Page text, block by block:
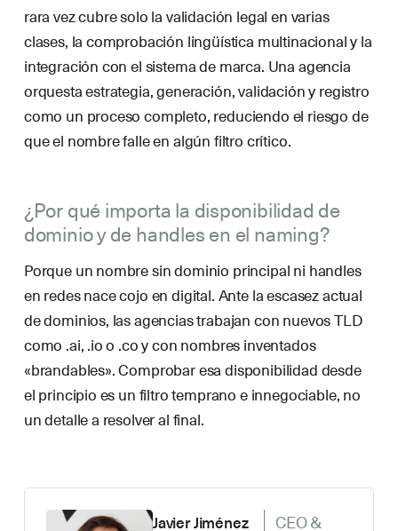
rara vez cubre solo la validación legal en varias
clases, la comprobación lingüística multinacional y la
integración con el sistema de marca. Una agencia
orquesta estrategia, generación, validación y registro
como un proceso completo, reduciendo el riesgo de
que el nombre falle en algún filtro crítico.
¿Por qué importa la disponibilidad de
dominio y de handles en el naming?
Porque un nombre sin dominio principal ni handles
en redes nace cojo en digital. Ante la escasez actual
de dominios, las agencias trabajan con nuevos TLD
como .ai, .io o .co y con nombres inventados
«brandables». Comprobar esa disponibilidad desde
el principio es un filtro temprano e innegociable, no
un detalle a resolver al final.
Javier Jiménez
CEO &